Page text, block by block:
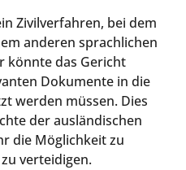
Zivilverfahren, bei dem
anderen sprachlichen
könnte das Gericht
Dokumente in die
werden müssen. Dies
der ausländischen
die Möglichkeit zu
verteidigen.